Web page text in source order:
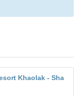
Khaolak - Sha